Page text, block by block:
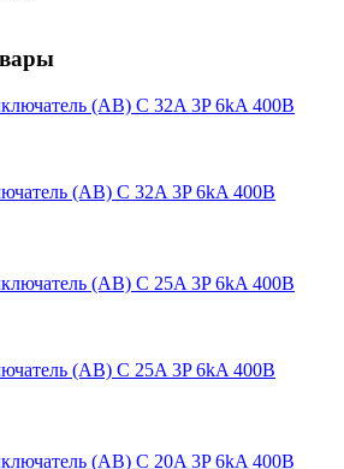
(АВ) C 32A 3P 6kA 400В
(АВ) C 25A 3P 6kA 400В